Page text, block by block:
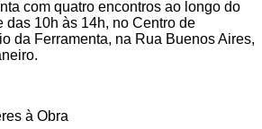
com quatro encontros ao longo do
das 10h às 14h, no Centro de
da Ferramenta, na Rua Buenos Aires,
à Obra